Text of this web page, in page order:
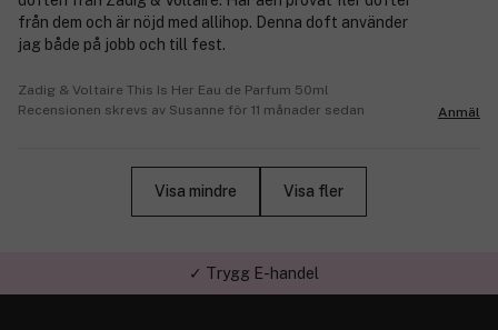
från dem och är nöjd med allihop. Denna doft använder
jag både på jobb och till fest.
Zadig & Voltaire This Is Her Eau de Parfum 50ml
Recensionen skrevs av Susanne för 11 månader sedan
Anmäl
Visa mindre Visa fler
✓ Trygg E-handel